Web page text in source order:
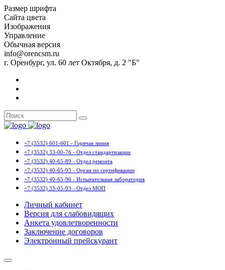
Размер шрифта
Сайта цвета
Изображения
Управление
Обычная версия
info@orencsm.ru
г. Оренбург, ул. 60 лет Октября, д. 2 "Б"
+7 (3532) 601-601 - Горячая линия
+7 (3532) 33-00-76 - Отдел стандартизации
+7 (3532) 40-65-89 - Отдел ремонта
+7 (3532) 40-65-93 - Орган по сертификации
+7 (3532) 40-65-96 - Испытательная лаборатория
+7 (3532) 33-05-93 - Отдел МОП
Личный кабинет
Версия для слабовидящих
Анкета удовлетворенности
Заключение договоров
Электронный прейскурант